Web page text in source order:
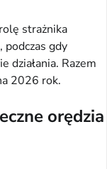
strażnika
gdy
działania. Razem
2026 rok.
orędzia